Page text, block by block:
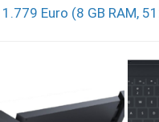
Euro (8 GB RAM,